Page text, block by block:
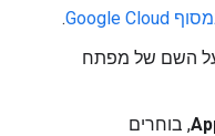
.
על השם של מפתח
, בוחרים